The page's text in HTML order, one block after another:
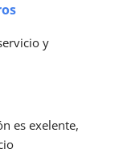
y
es exelente,